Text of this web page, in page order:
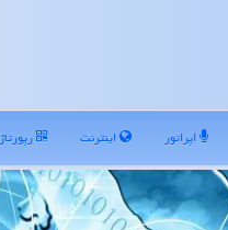
اپراتور اینترنت رپورتاژ